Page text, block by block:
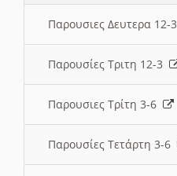
Παρουσιες Δευτερα 12-3
Παρουσίες Τριτη 12-3
Παρουσιες Τρίτη 3-6
Παρουσίες Τετάρτη 3-6